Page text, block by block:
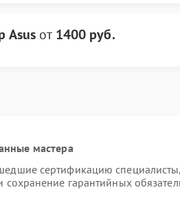
Asus от 1400 руб.
мастера
сертификацию
гарантийных